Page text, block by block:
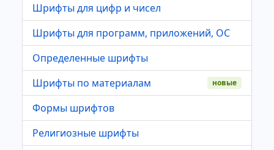
Шрифты для цифр и чисел
Шрифты для программ, приложений, ОС
Определенные шрифты
Шрифты по материалам
новые
Формы шрифтов
Религиозные шрифты